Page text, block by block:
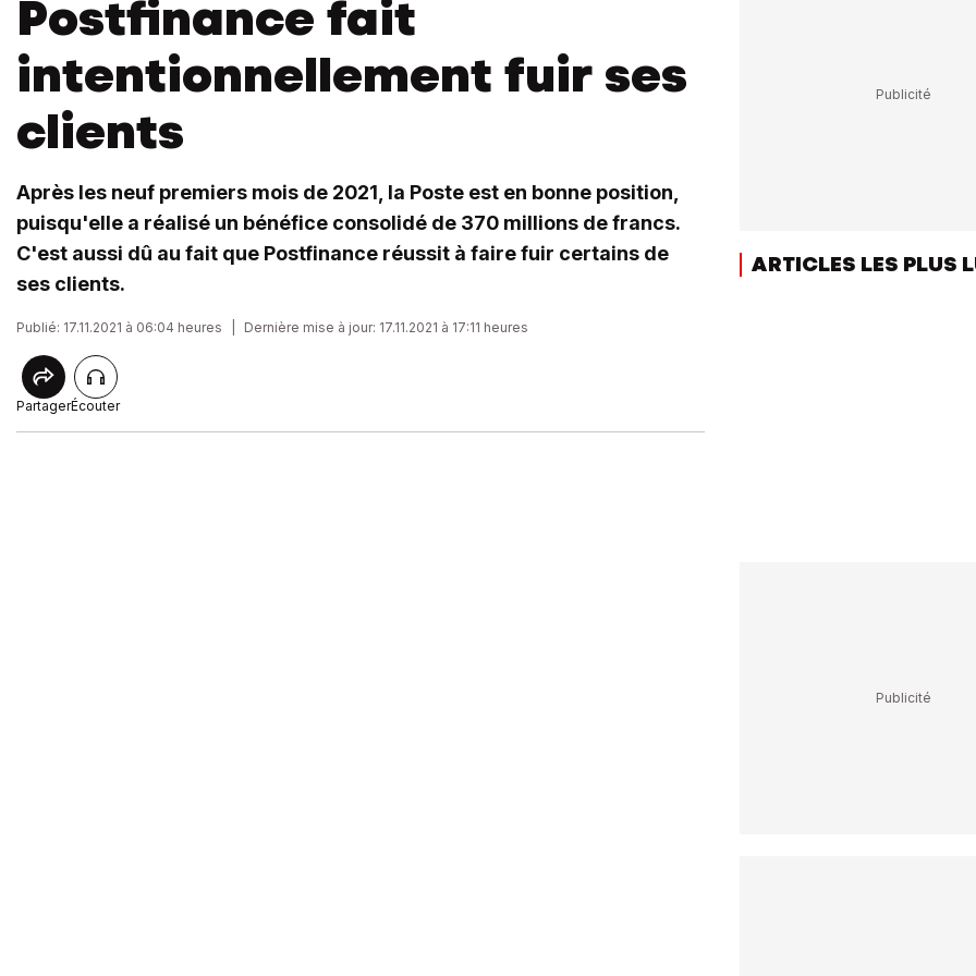
Postfinance fait
intentionnellement fuir ses
clients
Après les neuf premiers mois de 2021, la Poste est en bonne position,
puisqu'elle a réalisé un bénéfice consolidé de 370 millions de francs.
C'est aussi dû au fait que Postfinance réussit à faire fuir certains de
ses clients.
Publié: 17.11.2021 à 06:04 heures Dernière mise à jour: 17.11.2021 à 17:11 heures
PartagerÉcouter
ARTICLES LES PLUS